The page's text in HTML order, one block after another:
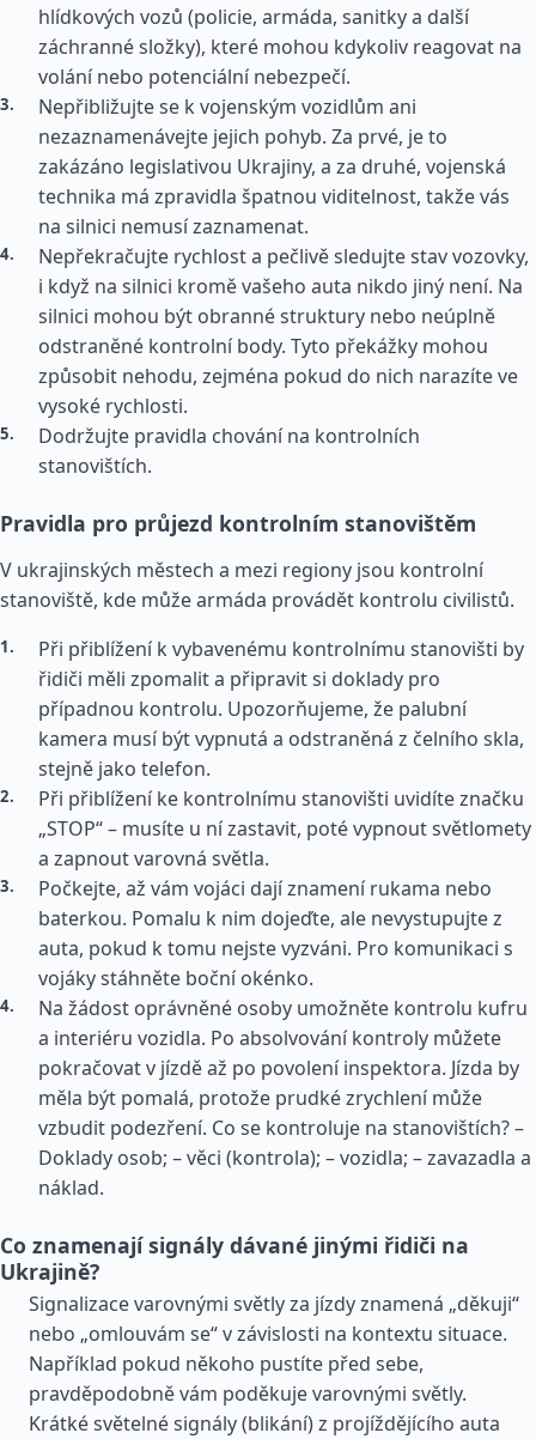
hlídkových vozů (policie, armáda, sanitky a další
záchranné složky), které mohou kdykoliv reagovat na
volání nebo potenciální nebezpečí.
Nepřibližujte se k vojenským vozidlům ani
nezaznamenávejte jejich pohyb. Za prvé, je to
zakázáno legislativou Ukrajiny, a za druhé, vojenská
technika má zpravidla špatnou viditelnost, takže vás
na silnici nemusí zaznamenat.
Nepřekračujte rychlost a pečlivě sledujte stav vozovky,
i když na silnici kromě vašeho auta nikdo jiný není. Na
silnici mohou být obranné struktury nebo neúplně
odstraněné kontrolní body. Tyto překážky mohou
způsobit nehodu, zejména pokud do nich narazíte ve
vysoké rychlosti.
Dodržujte pravidla chování na kontrolních
stanovištích.
Pravidla pro průjezd kontrolním stanovištěm
V ukrajinských městech a mezi regiony jsou kontrolní
stanoviště, kde může armáda provádět kontrolu civilistů.
Při přiblížení k vybavenému kontrolnímu stanovišti by
řidiči měli zpomalit a připravit si doklady pro
případnou kontrolu. Upozorňujeme, že palubní
kamera musí být vypnutá a odstraněná z čelního skla,
stejně jako telefon.
Při přiblížení ke kontrolnímu stanovišti uvidíte značku
„STOP“ – musíte u ní zastavit, poté vypnout světlomety
a zapnout varovná světla.
Počkejte, až vám vojáci dají znamení rukama nebo
baterkou. Pomalu k nim dojeďte, ale nevystupujte z
auta, pokud k tomu nejste vyzváni. Pro komunikaci s
vojáky stáhněte boční okénko.
Na žádost oprávněné osoby umožněte kontrolu kufru
a interiéru vozidla. Po absolvování kontroly můžete
pokračovat v jízdě až po povolení inspektora. Jízda by
měla být pomalá, protože prudké zrychlení může
vzbudit podezření. Co se kontroluje na stanovištích? –
Doklady osob; – věci (kontrola); – vozidla; – zavazadla a
náklad.
Co znamenají signály dávané jinými řidiči na
Ukrajině?
Signalizace varovnými světly za jízdy znamená „děkuji“
nebo „omlouvám se“ v závislosti na kontextu situace.
Například pokud někoho pustíte před sebe,
pravděpodobně vám poděkuje varovnými světly.
Krátké světelné signály (blikání) z projíždějícího auta